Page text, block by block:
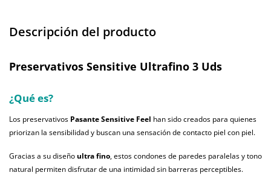
Descripción del producto
Preservativos Sensitive Ultrafino 3 Uds
¿Qué es?
Los preservativos Pasante Sensitive Feel han sido creados para quienes
priorizan la sensibilidad y buscan una sensación de contacto piel con piel.
Gracias a su diseñoultra fino, estos condones de paredes paralelas y tono
natural permiten disfrutar de una intimidad sin barreras perceptibles.